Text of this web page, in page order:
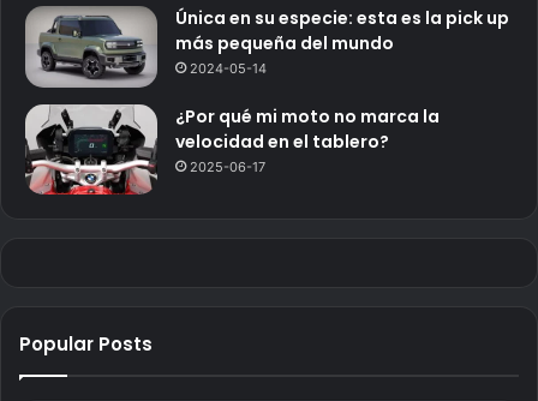
Única en su especie: esta es la pick up
más pequeña del mundo
2024-05-14
¿Por qué mi moto no marca la
velocidad en el tablero?
2025-06-17
Popular Posts